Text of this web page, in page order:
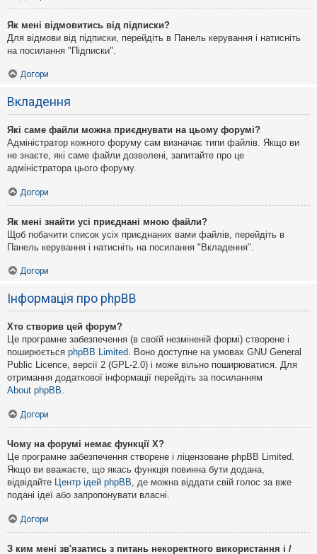
Як мені відмовитись від підписки?
Для відмови від підписки, перейдіть в Панель керування і натисніть
на посилання "Підписки".
Догори
Вкладення
Які саме файли можна приєднувати на цьому форумі?
Адміністратор кожного форуму сам визначає типи файлів. Якщо ви
не знаєте, які саме файли дозволені, запитайте про це
адміністратора цього форуму.
Догори
Як мені знайти усі приєднані мною файли?
Щоб побачити список усіх приєднаних вами файлів, перейдіть в
Панель керування і натисніть на посилання "Вкладення".
Догори
Інформація про phpBB
Хто створив цей форум?
Це програмне забезпечення (в своїй незміненій формі) створене і
поширюється phpBB Limited. Воно доступне на умовах GNU General
Public Licence, версії 2 (GPL-2.0) і може вільно поширюватися. Для
отримання додаткової інформації перейдіть за посиланням
About phpBB.
Догори
Чому на форумі немає функції X?
Це програмне забезпечення створене і ліцензоване phpBB Limited.
Якщо ви вважаєте, що якась функція повинна бути додана,
відвідайте Центр ідей phpBB, де можна віддати свій голос за вже
подані ідеї або запропонувати власні.
Догори
З ким мені зв'язатись з питань некоректного використання і /